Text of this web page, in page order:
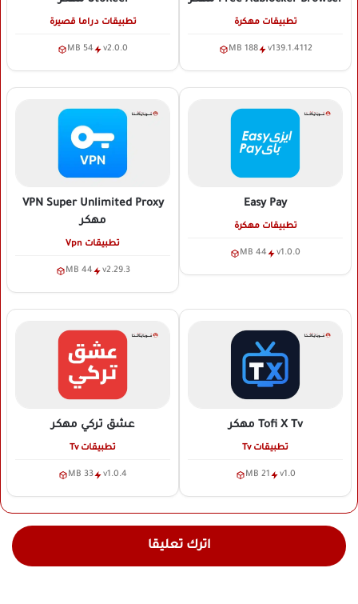
تطبيقات مهكرة
v139.1.4112
188 MB
تطبيقات دراما قصيرة
v2.0.0
54 MB
Easy Pay
تطبيقات مهكرة
v1.0.0
44 MB
VPN Super Unlimited Proxy
مهكر
تطبيقات Vpn
v2.29.3
44 MB
Tofi X Tv مهكر
تطبيقات Tv
v1.0
21 MB
عشق تركي مهكر
تطبيقات Tv
v1.0.4
33 MB
اترك تعليقا